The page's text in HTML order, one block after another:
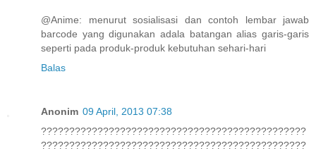
@Anime: menurut sosialisasi dan contoh lembar jawab
barcode yang digunakan adala batangan alias garis-garis
seperti pada produk-produk kebutuhan sehari-hari
Balas
Anonim 09 April, 2013 07:38
???????????????????????????????????????????????
???????????????????????????????????????????????